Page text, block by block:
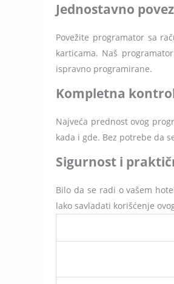
Jednostavno
Povežite programator sa
karticama. Naš
ispravno programirane.
Kompletna
Najveća prednost ovog
kada i gde. Bez potrebe da
Sigurnost i
Bilo da se radi o vašem
lako savladati korišćenje